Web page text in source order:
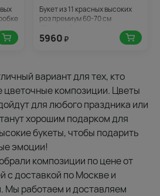
Букет из 11 красных высоких
роз премиум 60-70 см
упаковке
5960 ₽
вариант для тех, кто
цветочные композиции. Цветы
для любого праздника или
хорошим подарком для
букеты, чтобы подарить
эмоции!
композиции по цене от
с доставкой по Москве и
Мы работаем и доставляем